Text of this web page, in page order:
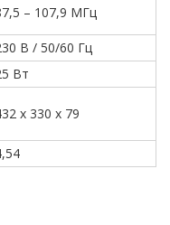
– 107,9 МГц
В / 50/60 Гц
Вт
x 330 x 79